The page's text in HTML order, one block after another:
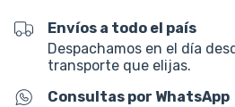
Envíos a todo el país
Despachamos en el día
transporte que elijas.
Consultas por WhatsApp